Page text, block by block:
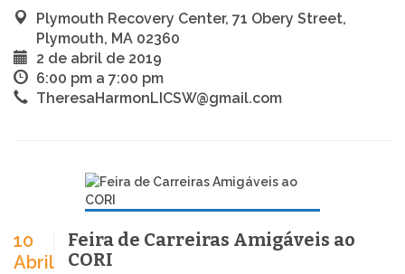
Plymouth Recovery Center, 71 Obery Street,
Plymouth, MA 02360
2 de abril de 2019
6:00 pm a 7:00 pm
TheresaHarmonLICSW@gmail.com
10
Abril
Feira de Carreiras Amigáveis ao
CORI